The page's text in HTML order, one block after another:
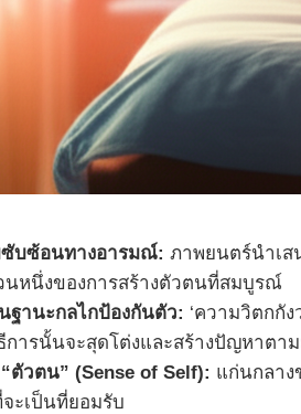
บซ้อนทางอารมณ์: ภาพยนตร์นำเ
นหนึ่งของการสร้างตัวตนที่สมบูรณ์
ฐานะกลไกป้องกันตัว: ‘ความวิตกกั
การนั้นจะสุดโต่งและสร้างปัญหาตา
ตัวตน” (Sense of Self): แก่นกลาง
ะเป็นที่ยอมรับ